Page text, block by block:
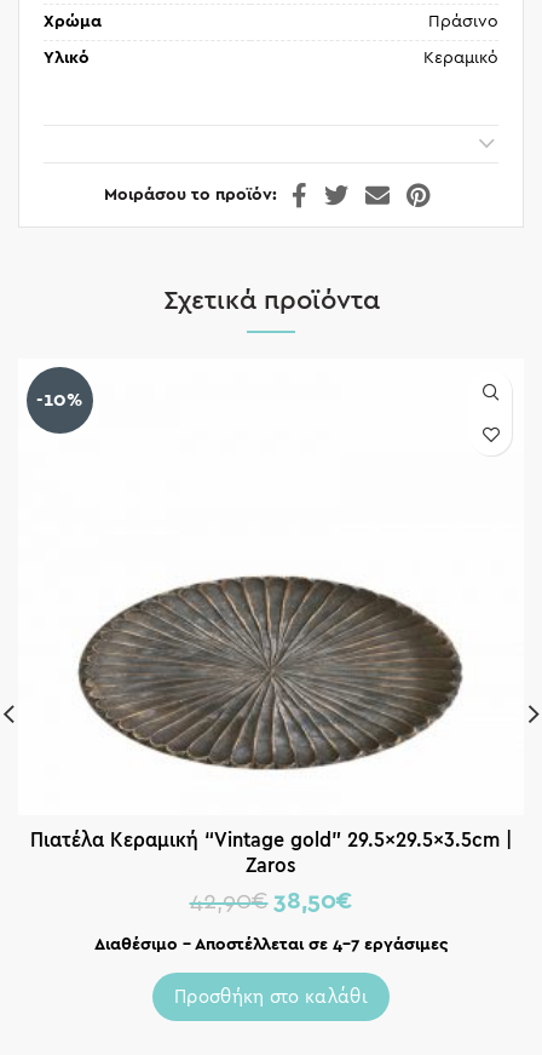
Χρώμα Πράσινο
Υλικό Κεραμικό
Μοιράσου το προϊόν
Σχετικά προϊόντα
-10%
Πιατέλα Κεραμική “Vintage gold” 29.5×29.5×3.5cm |
Zaros
42,90€ 38,50€
Διαθέσιμο – Αποστέλλεται σε 4-7 εργάσιμες
Προσθήκη στο καλάθι